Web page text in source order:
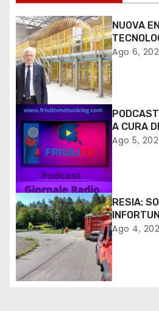
NUOVA
PER I
Ago 6,
A CURA
Ago 5,
RESIA:
Ago 4,